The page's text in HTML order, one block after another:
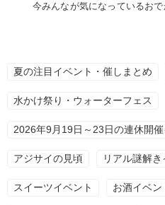
今みんなが気になっているお
夏の注目イベント・催しまとめ
水かけ祭り・ウォーターフェス
2026年9月19日～23日の連休開催
アジサイの見頃 リアル謎解き
スイーツイベント お酒イベン